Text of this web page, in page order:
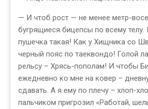
— И чтоб рост — не менее метр-
бугрящиеся бицепсы по всему телу.
пушечка такая! Как у Хищника со
черный пояс по таеквондо! Голой
рельсу – Хрясь-пополам! И чтобы
ежедневно ко мне на ковер –
сдавать. А я ему по плечу – хлоп-
пальчиком пригрозил «Работай,